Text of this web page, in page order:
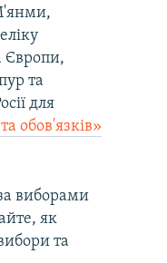
Європи,
та
для
обов'язків»
виборами
як
та